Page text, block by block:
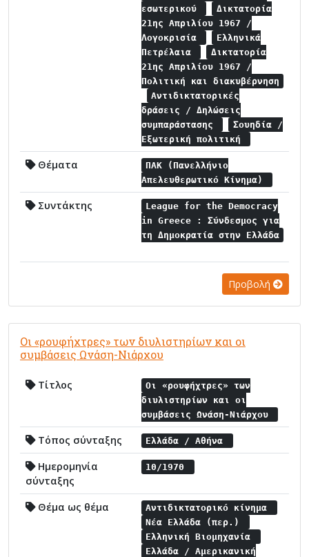
εσωτερικού
Δικτατορία
21ης Απριλίου 1967 /
Λογοκρισία
Ελληνικά
Πετρέλαια
Δικτατορία
21ης Απριλίου 1967 /
Πολιτική και διακυβέρνηση
Αντιδικτατορικές
δράσεις / Δηλώσεις
συμπαράστασης
Σουηδία /
Εξωτερική πολιτική
Θέματα
ΠΑΚ (Πανελλήνιο
Απελευθερωτικό Κίνημα)
Συντάκτης
League for the Democracy
in Greece : Σύνδεσμος για
τη Δημοκρατία στην Ελλάδα
Προβολή
Οι «ρουφήχτρες» των διυλιστηρίων και οι
συμβάσεις Ωνάση-Νιάρχου
Τίτλος
Οι «ρουφήχτρες» των
διυλιστηρίων και οι
συμβάσεις Ωνάση-Νιάρχου
Τόπος σύνταξης Ελλάδα / Αθήνα
Ημερομηνία
σύνταξης
10/1970
Θέμα ως θέμα
Αντιδικτατορικό κίνημα
Νέα Ελλάδα (περ.)
Ελληνική Βιομηχανία
Ελλάδα / Αμερικανική